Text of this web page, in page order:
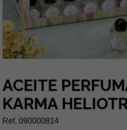
ACEITE
KARMA
Ref. 090000814